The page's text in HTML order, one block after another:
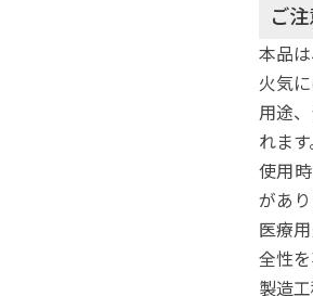
ご注
本品
火気
用途
れます
使用
があ
医療
全性
製造